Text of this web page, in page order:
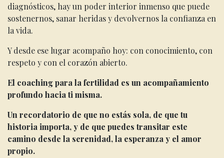
diagnósticos, hay un poder interior inmenso que puede
sostenernos, sanar heridas y devolvernos la confianza en
la vida.
Y desde ese lugar acompaño hoy: con conocimiento, con
respeto y con el corazón abierto.
El coaching para la fertilidad es un acompañamiento
profundo hacia ti misma.
Un recordatorio de que no estás sola, de que tu
historia importa, y de que puedes transitar este
camino desde la serenidad, la esperanza y el amor
propio.